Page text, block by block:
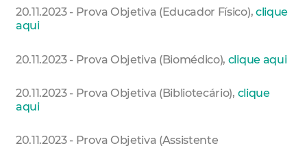
20.11.2023 - Prova Objetiva (Educador Físico), clique
aqui
20.11.2023 - Prova Objetiva (Biomédico), clique aqui
20.11.2023 - Prova Objetiva (Bibliotecário), clique
aqui
20.11.2023 - Prova Objetiva (Assistente